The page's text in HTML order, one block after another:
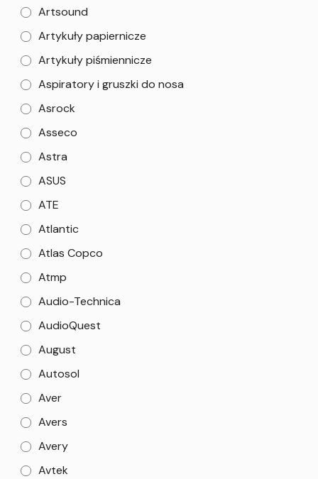
Artsound
Artykuły papiernicze
Artykuły piśmiennicze
Aspiratory i gruszki do nosa
Asrock
Asseco
Astra
ASUS
ATE
Atlantic
Atlas Copco
Atmp
Audio-Technica
AudioQuest
August
Autosol
Aver
Avers
Avery
Avtek